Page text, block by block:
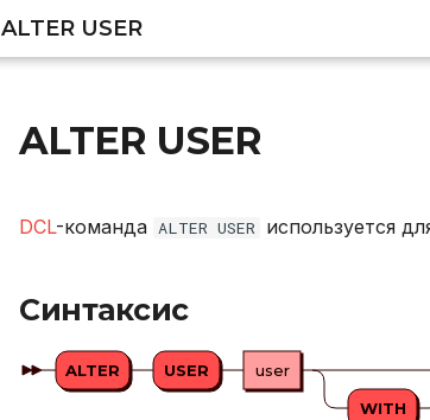
ALTER USER
ALTER USER
DCL-команда ALTER USER используется
Синтаксис
ALTER USER
user
WITH